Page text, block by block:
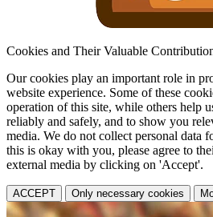
Cookies and Their Valuable
Our cookies play an important role in
website experience. Some of these
operation of this site, while others help
reliably and safely, and to show you
media. We do not collect personal data
this is okay with you, please agree to
external media by clicking on 'Accept'.
ACCEPT Only necessary cookies